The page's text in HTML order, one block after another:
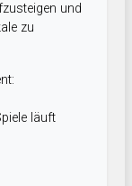
und
zu
läuft